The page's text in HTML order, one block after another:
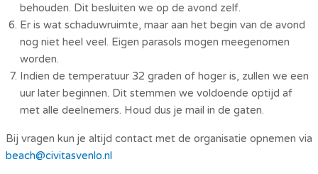
behouden. Dit besluiten we op de avond zelf.
Er is wat schaduwruimte, maar aan het begin van de avond
nog niet heel veel. Eigen parasols mogen meegenomen
worden.
Indien de temperatuur 32 graden of hoger is, zullen we een
uur later beginnen. Dit stemmen we voldoende optijd af
met alle deelnemers. Houd dus je mail in de gaten.
Bij vragen kun je altijd contact met de organisatie opnemen via
beach@civitasvenlo.nl